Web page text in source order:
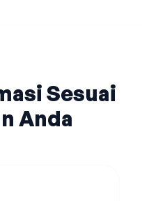
Sesuai
Anda